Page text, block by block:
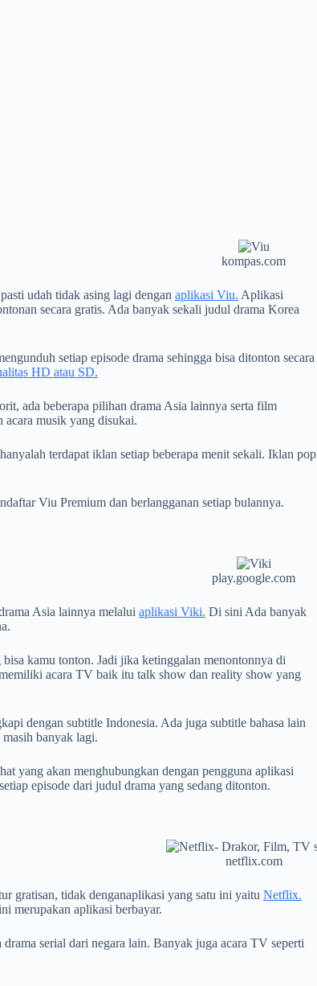
kompas.com
udah tidak asing lagi dengan aplikasi Viu. Aplikasi
secara gratis. Ada banyak sekali judul drama Korea
setiap episode drama sehingga bisa ditonton secara
HD atau SD.
ada beberapa pilihan drama Asia lainnya serta film
musik yang disukai.
terdapat iklan setiap beberapa menit sekali. Iklan pop
Viu Premium dan berlangganan setiap bulannya.
play.google.com
Asia lainnya melalui aplikasi Viki. Di sini Ada banyak
kamu tonton. Jadi jika ketinggalan menontonnya di
acara TV baik itu talk show dan reality show yang
dengan subtitle Indonesia. Ada juga subtitle bahasa lain
banyak lagi.
yang akan menghubungkan dengan pengguna aplikasi
episode dari judul drama yang sedang ditonton.
netflix.com
gratisan, tidak denganaplikasi yang satu ini yaitu Netflix.
merupakan aplikasi berbayar.
serial dari negara lain. Banyak juga acara TV seperti